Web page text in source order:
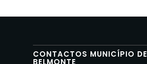
CONTACTOS MUNICÍPIO DE
BELMONTE